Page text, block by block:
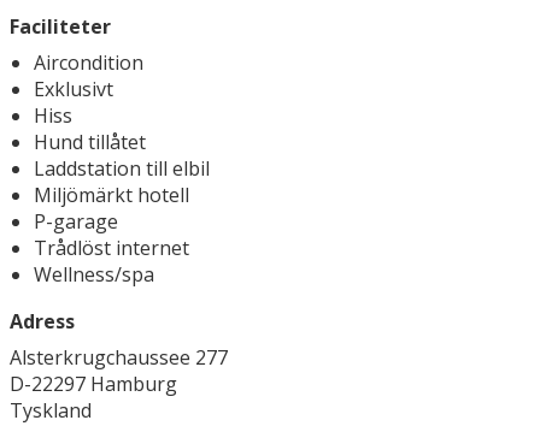
Faciliteter
Aircondition
Exklusivt
Hiss
Hund tillåtet
Laddstation till elbil
Miljömärkt hotell
P-garage
Trådlöst internet
Wellness/spa
Adress
Alsterkrugchaussee 277
D-22297 Hamburg
Tyskland